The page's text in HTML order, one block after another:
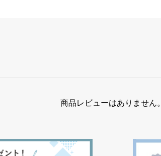
商品レビューはありません。